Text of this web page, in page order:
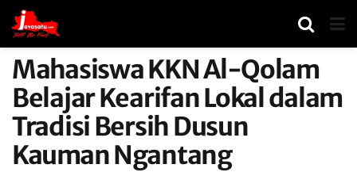
Mahasiswa KKN Al-Qolam
Belajar Kearifan Lokal dalam
Tradisi Bersih Dusun
Kauman Ngantang